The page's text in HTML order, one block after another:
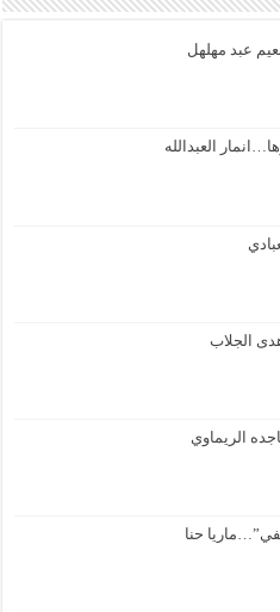
عبد مهلهل
العبدالله
الجلاب
الريماوي
حنا